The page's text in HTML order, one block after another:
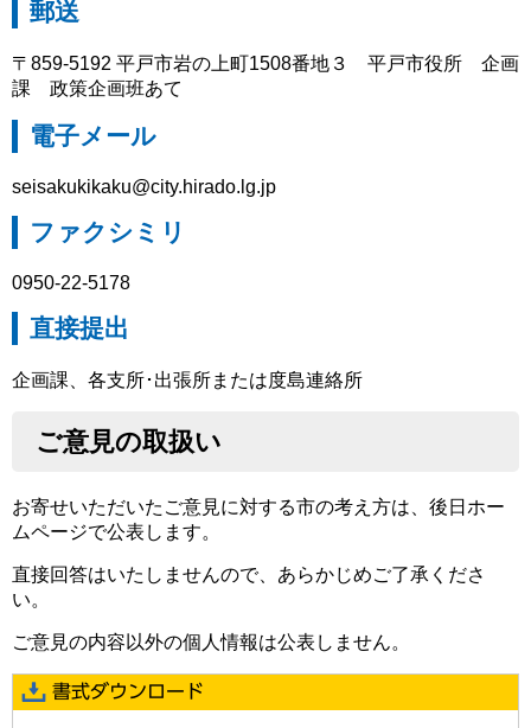
郵送
〒859-5192 平戸市岩の上町1508番地３ 平戸市役所 企画
課 政策企画班あて
電子メール
seisakukikaku@city.hirado.lg.jp
ファクシミリ
0950-22-5178
直接提出
企画課、各支所･出張所または度島連絡所
ご意見の取扱い
お寄せいただいたご意見に対する市の考え方は、後日ホー
ムページで公表します。
直接回答はいたしませんので、あらかじめご了承くださ
い。
ご意見の内容以外の個人情報は公表しません。